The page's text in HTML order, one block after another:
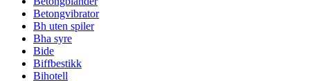
Betongvibrator
Bh uten spiler
Bha syre
Bide
Biffbestikk
Bihotell